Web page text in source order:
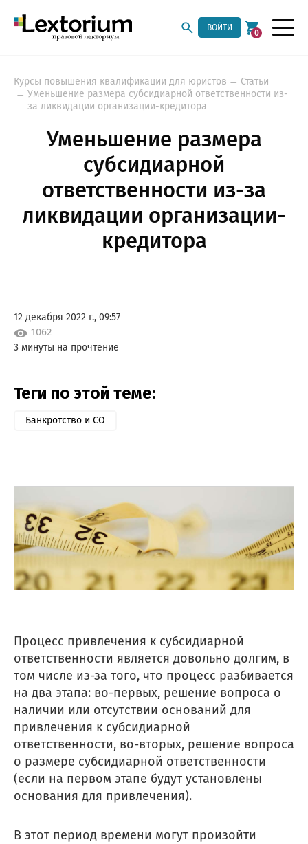
ВОЙТИ
0
Курсы повышения квалификации для юристов
Статьи
Уменьшение размера субсидиарной ответственности из-
за ликвидации организации-кредитора
Уменьшение размера
субсидиарной
ответственности из-за
ликвидации организации-
кредитора
12 декабря 2022 г., 09:57
1062
3 минуты на прочтение
Теги по этой теме:
Банкротство и СО
Процесс привлечения к субсидиарной
ответственности является довольно долгим, в
том числе из-за того, что процесс разбивается
на два этапа: во-первых, решение вопроса о
наличии или отсутствии оснований для
привлечения к субсидиарной
ответственности, во-вторых, решение вопроса
о размере субсидиарной ответственности
(если на первом этапе будут установлены
основания для привлечения).
В этот период времени могут произойти